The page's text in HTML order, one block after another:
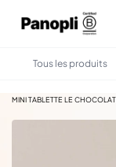
Tous les produits
MINI TABLETTE LE